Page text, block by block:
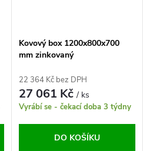
Kovový box 1200x800x700
mm zinkovaný
22 364 Kč bez DPH
27 061 Kč/ ks
Vyrábí se - čekací doba 3 týdny
DO KOŠÍKU